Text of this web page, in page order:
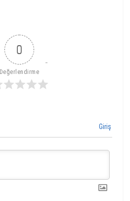
0
Değerlendirme
Giriş